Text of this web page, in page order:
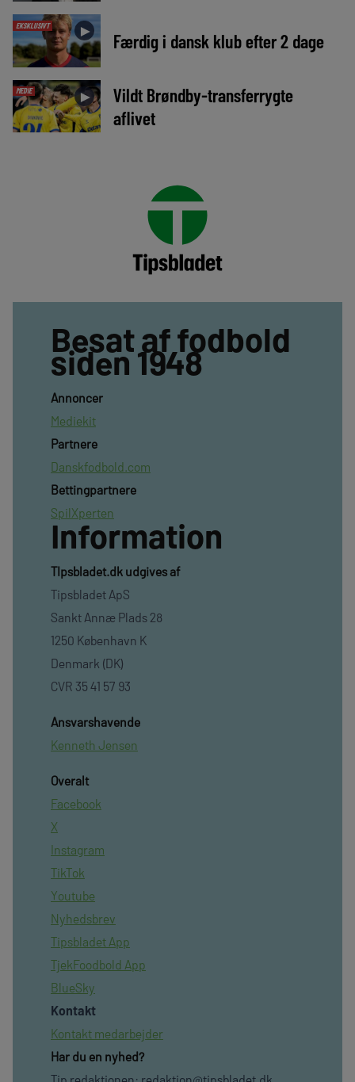
EKSKLUSIVT ► Færdig i dansk klub efter 2 dage
MEDIE ►
Vildt Brøndby-transferrygte
aflivet
Besat af fodbold
siden 1948
Annoncer
Mediekit
Partnere
Danskfodbold.com
Bettingpartnere
SpilXperten
Information
TIpsbladet.dk udgives af
Tipsbladet ApS
Sankt Annæ Plads 28
1250 København K
Denmark (DK)
CVR 35 41 57 93
Ansvarshavende
Kenneth Jensen
Overalt
Facebook
X
Instagram
TikTok
Youtube
Nyhedsbrev
Tipsbladet App
TjekFoodbold App
BlueSky
Kontakt
Kontakt medarbejder
Har du en nyhed?
Tip redaktionen: redaktion@tipsbladet.dk